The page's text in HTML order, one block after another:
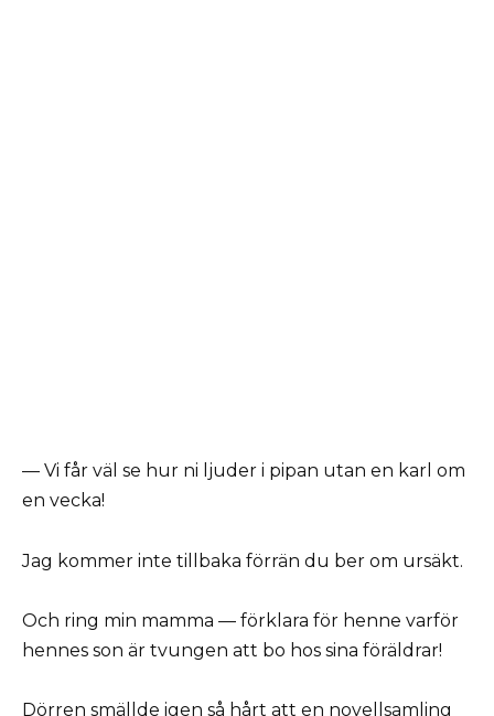
— Vi får väl se hur ni ljuder i pipan utan en karl om
en vecka!
Jag kommer inte tillbaka förrän du ber om ursäkt.
Och ring min mamma — förklara för henne varför
hennes son är tvungen att bo hos sina föräldrar!
Dörren smällde igen så hårt att en novellsamling